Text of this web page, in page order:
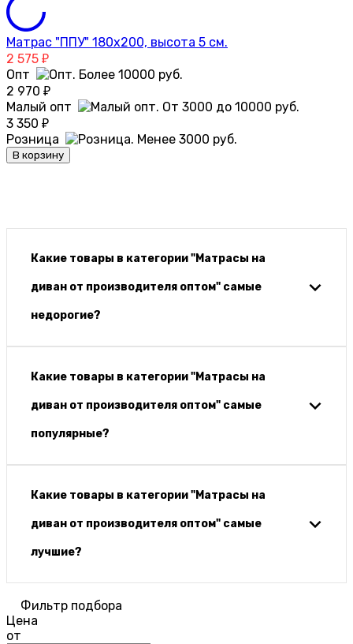
Матрас "ППУ" 180х200, высота 5 см.
2 575 ₽
Опт
2 970 ₽
Малый опт
3 350 ₽
Розница
В корзину
Какие товары в категории "Матрасы на
диван от производителя оптом" самые
недорогие?
Какие товары в категории "Матрасы на
диван от производителя оптом" самые
популярные?
Какие товары в категории "Матрасы на
диван от производителя оптом" самые
лучшие?
Фильтр подбора
Цена
от